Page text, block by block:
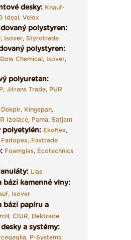
desky: Knauf-
Ideal, Velox
polystyren:
, Isover, Styrotrade
polystyren:
Dow Chemical, Isover,
polyuretan:
, Jitrans Trade, PUR
Dekpir, Kingspan,
Izolace, Pama, Satjam
polyetylén: Ekoflex,
Fadopex, Fastrade
: Foamglas, Ecotechnics,
Lias
bázi kamenné vlny:
, Isover
bázi papíru a
, CIUR, Dektrade
a systémy:
, P-Systems,